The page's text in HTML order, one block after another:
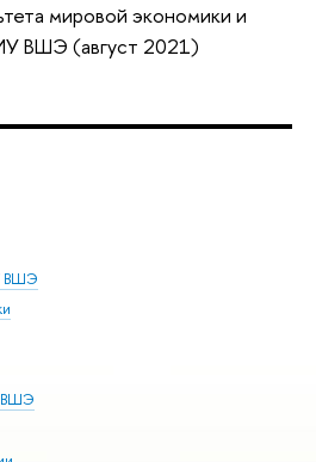
мировой экономики и
ВШЭ (август 2021)
ВШЭ
ВШЭ